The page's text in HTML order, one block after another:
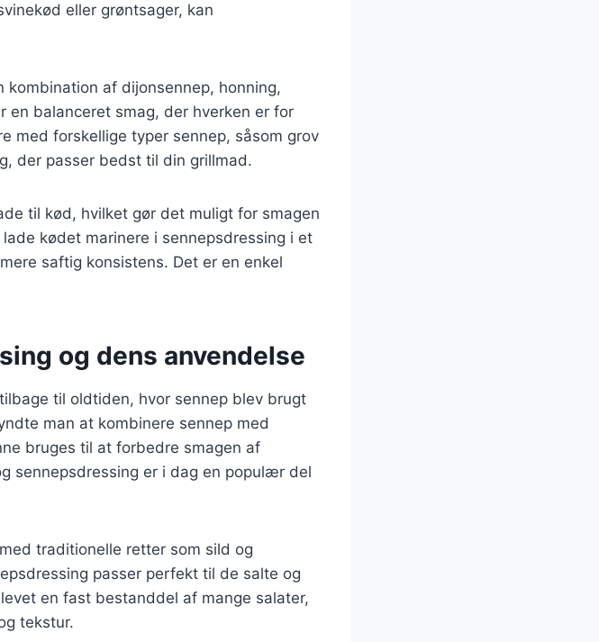
eller grøntsager, kan
kombination af dijonsennep, honning,
en balanceret smag, der hverken er for
med forskellige typer sennep, såsom grov
der passer bedst til din grillmad.
til kød, hvilket gør det muligt for smagen
kødet marinere i sennepsdressing i et
saftig konsistens. Det er en enkel
og dens anvendelse
til oldtiden, hvor sennep blev brugt
man at kombinere sennep med
bruges til at forbedre smagen af
sennepsdressing er i dag en populær del
traditionelle retter som sild og
passer perfekt til de salte og
en fast bestanddel af mange salater,
tekstur.